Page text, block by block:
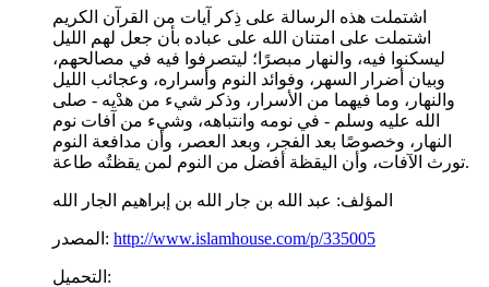
اشتملت هذه الرسالة على ذِكر آيات من القرآن الكريم
اشتملت على امتنان الله على عباده بأن جعل لهم الليل
ليسكنوا فيه، والنهار مبصرًا؛ ليتصرفوا فيه في مصالحهم،
وبيان أضرار السهر، وفوائد النوم وأسراره، وعجائب الليل
والنهار، وما فيهما من الأسرار، وذكر شيء من هدْيه - صلى
الله عليه وسلم - في نومه وانتباهه، وشيء من آفات نوم
النهار، وخصوصًا بعد الفجر، وبعد العصر، وأن مدافعة النوم
تورث الآفات، وأن اليقظة أفضل من النوم لمن يقظتُه طاعة.
المؤلف: عبد الله بن جار الله بن إبراهيم الجار الله
المصدر: http://www.islamhouse.com/p/335005
التحميل: